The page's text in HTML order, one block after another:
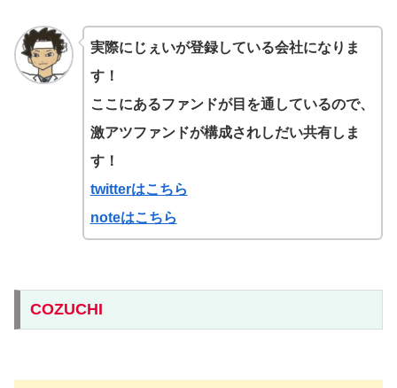
実際にじぇいが登録している会社になりま
す！
ここにあるファンドが目を通しているので、
激アツファンドが構成されしだい共有しま
す！
twitterはこちら
noteはこちら
COZUCHI